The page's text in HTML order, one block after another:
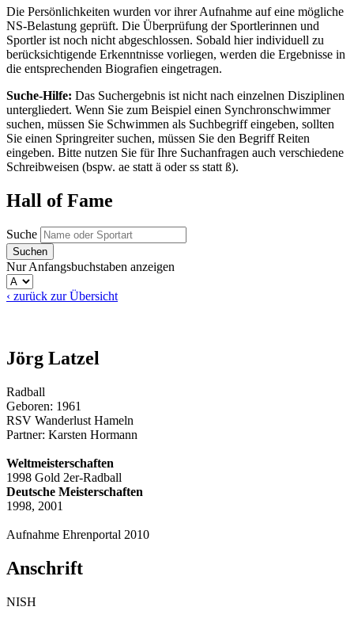
Die Persönlichkeiten wurden vor ihrer Aufnahme auf eine mögliche
NS-Belastung geprüft. Die Überprüfung der Sportlerinnen und
Sportler ist noch nicht abgeschlossen. Sobald hier individuell zu
berücksichtigende Erkenntnisse vorliegen, werden die Ergebnisse in
die entsprechenden Biografien eingetragen.
Suche-Hilfe: Das Suchergebnis ist nicht nach einzelnen Disziplinen
untergliedert. Wenn Sie zum Beispiel einen Synchronschwimmer
suchen, müssen Sie Schwimmen als Suchbegriff eingeben, sollten
Sie einen Springreiter suchen, müssen Sie den Begriff Reiten
eingeben. Bitte nutzen Sie für Ihre Suchanfragen auch verschiedene
Schreibweisen (bspw. ae statt ä oder ss statt ß).
Hall of Fame
Suche
Nur Anfangsbuchstaben anzeigen
‹ zurück zur Übersicht
Jörg Latzel
Radball
Geboren: 1961
RSV Wanderlust Hameln
Partner: Karsten Hormann
Weltmeisterschaften
1998 Gold 2er-Radball
Deutsche Meisterschaften
1998, 2001
Aufnahme Ehrenportal 2010
Anschrift
NISH